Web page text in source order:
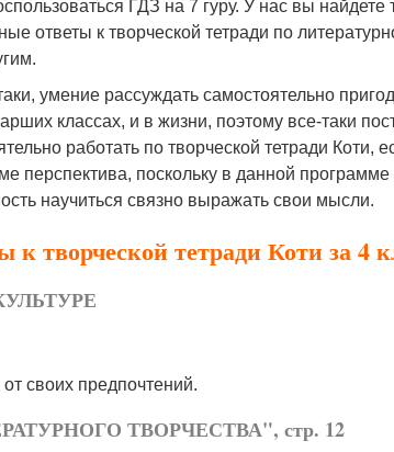
ГДЗ на 7 гуру. У нас вы найдете
ответы к творческой тетради по
умение рассуждать самостоятельно
классах, и в жизни, поэтому все-таки
работать по творческой тетради Коти,
перспектива, поскольку в данной программе
научиться связно выражать свои мысли.
к творческой тетради Коти за 4
своих предпочтений.
ТВОРЧЕСТВА", стр. 12